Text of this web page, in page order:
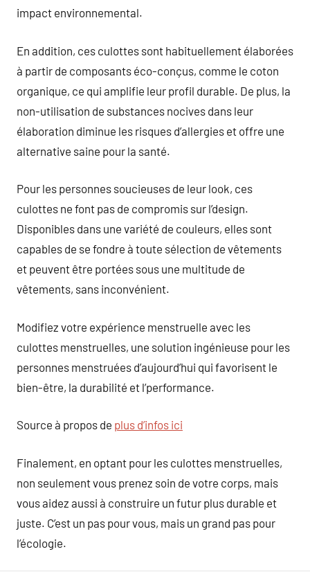
impact environnemental.
En addition, ces culottes sont habituellement élaborées
à partir de composants éco-conçus, comme le coton
organique, ce qui amplifie leur profil durable. De plus, la
non-utilisation de substances nocives dans leur
élaboration diminue les risques d’allergies et offre une
alternative saine pour la santé.
Pour les personnes soucieuses de leur look, ces
culottes ne font pas de compromis sur l’design.
Disponibles dans une variété de couleurs, elles sont
capables de se fondre à toute sélection de vêtements
et peuvent être portées sous une multitude de
vêtements, sans inconvénient.
Modifiez votre expérience menstruelle avec les
culottes menstruelles, une solution ingénieuse pour les
personnes menstruées d’aujourd’hui qui favorisent le
bien-être, la durabilité et l’performance.
Source à propos de plus d’infos ici
Finalement, en optant pour les culottes menstruelles,
non seulement vous prenez soin de votre corps, mais
vous aidez aussi à construire un futur plus durable et
juste. C’est un pas pour vous, mais un grand pas pour
l’écologie.